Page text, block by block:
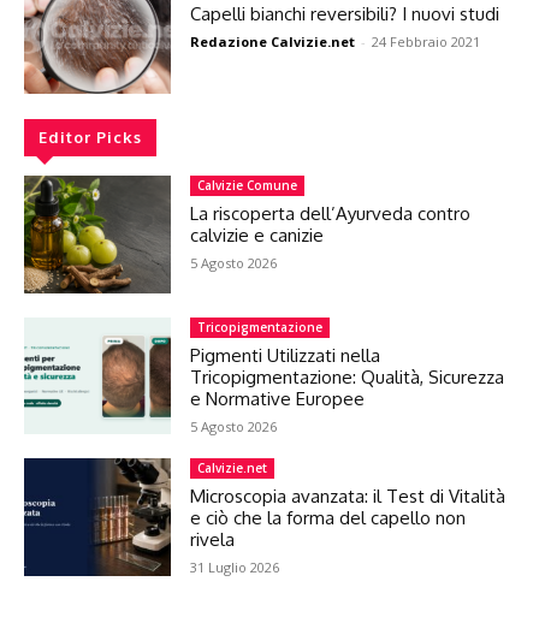
Capelli bianchi reversibili? I nuovi studi
Redazione Calvizie.net - 24 Febbraio 2021
Editor Picks
Calvizie Comune
La riscoperta dell’Ayurveda contro
calvizie e canizie
5 Agosto 2026
Tricopigmentazione
Pigmenti Utilizzati nella
Tricopigmentazione: Qualità, Sicurezza
e Normative Europee
5 Agosto 2026
Calvizie.net
Microscopia avanzata: il Test di Vitalità
e ciò che la forma del capello non
rivela
31 Luglio 2026